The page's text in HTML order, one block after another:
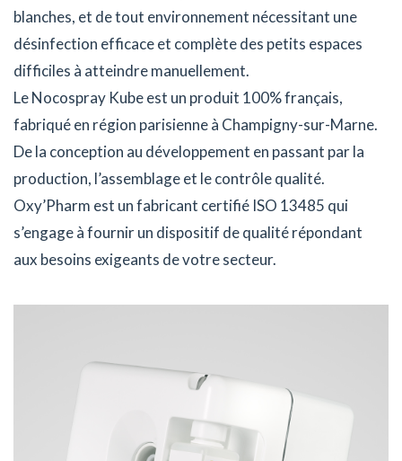
blanches, et de tout environnement nécessitant une
désinfection efficace et complète des petits espaces
difficiles à atteindre manuellement.
Le Nocospray Kube est un produit 100% français,
fabriqué en région parisienne à Champigny-sur-Marne.
De la conception au développement en passant par la
production, l’assemblage et le contrôle qualité.
Oxy’Pharm est un fabricant certifié ISO 13485 qui
s’engage à fournir un dispositif de qualité répondant
aux besoins exigeants de votre secteur.